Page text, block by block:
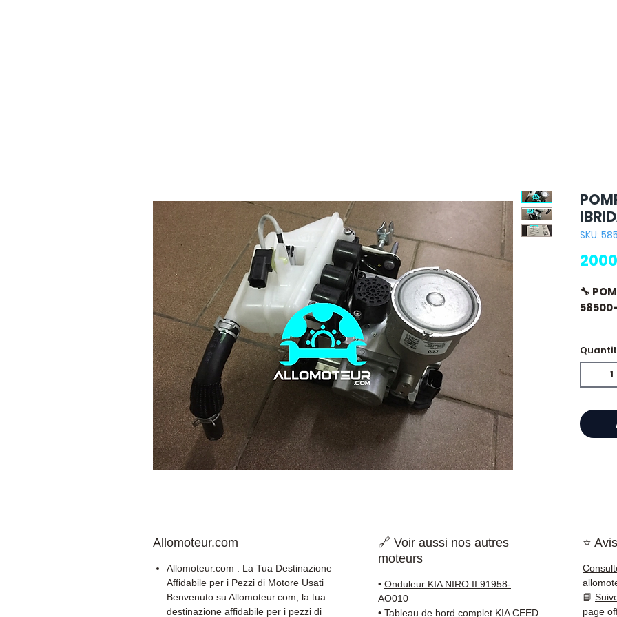
SKU:
🔧
✅
della
Allomoteur.com
Allomoteur.com : La Tua Destinazione
Affidabile per i Pezzi di Motore Usati
Benvenuto su Allomoteur.com, la tua
destinazione affidabile per i pezzi di
🔗 Voir aussi nos autres
moteurs
• Onduleur KIA NIRO II 91958-
AO010
• Tableau de bord complet KIA CEED
⭐
📘
page